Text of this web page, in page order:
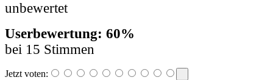
unbewertet
Userbewertung: 60%
bei 15 Stimmen
Jetzt voten: